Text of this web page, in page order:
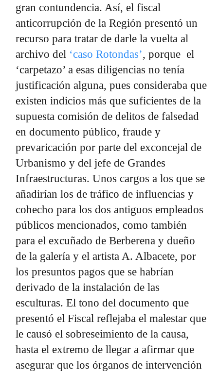
gran contundencia. Así, el fiscal
anticorrupción de la Región presentó un
recurso para tratar de darle la vuelta al
archivo del ‘caso Rotondas’, porque el
‘carpetazo’ a esas diligencias no tenía
justificación alguna, pues consideraba que
existen indicios más que suficientes de la
supuesta comisión de delitos de falsedad
en documento público, fraude y
prevaricación por parte del exconcejal de
Urbanismo y del jefe de Grandes
Infraestructuras. Unos cargos a los que se
añadirían los de tráfico de influencias y
cohecho para los dos antiguos empleados
públicos mencionados, como también
para el excuñado de Berberena y dueño
de la galería y el artista A. Albacete, por
los presuntos pagos que se habrían
derivado de la instalación de las
esculturas. El tono del documento que
presentó el Fiscal reflejaba el malestar que
le causó el sobreseimiento de la causa,
hasta el extremo de llegar a afirmar que
asegurar que los órganos de intervención